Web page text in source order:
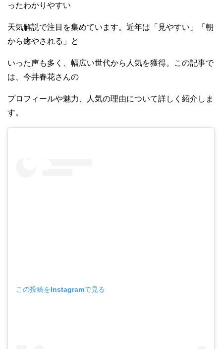
ったわかりやすい
天気解説で注目を集めています。近年は「見やすい」「朝
から癒やされる」と
いった声も多く、幅広い世代から人気を獲得。この記事で
は、今井春花さんの
プロフィールや魅力、人気の理由について詳しく紹介しま
す。
この投稿をInstagramで見る